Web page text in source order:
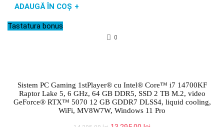
ADAUGĂ ÎN COȘ +
Tastatura bonus
0
Sistem PC Gaming 1stPlayer® cu Intel® Core™ i7 14700KF
Raptor Lake 5, 6 GHz, 64 GB DDR5, SSD 2 TB M.2, video
GeForce® RTX™ 5070 12 GB GDDR7 DLSS4, liquid cooling,
WiFi, MV8W7W, Windows 11 Pro